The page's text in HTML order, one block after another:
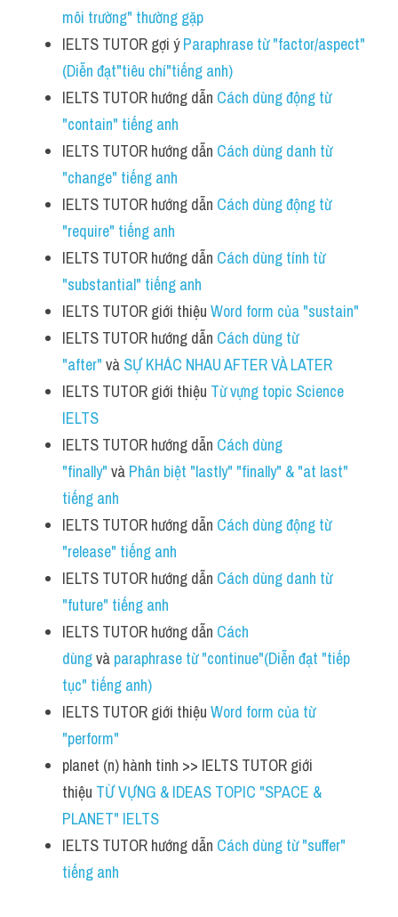
môi trường" thường gặp
IELTS TUTOR gợi ý Paraphrase từ "factor/aspect"
(Diễn đạt"tiêu chí"tiếng anh)
IELTS TUTOR hướng dẫn Cách dùng động từ
"contain" tiếng anh
IELTS TUTOR hướng dẫn Cách dùng danh từ
"change" tiếng anh
IELTS TUTOR hướng dẫn Cách dùng động từ
"require" tiếng anh
IELTS TUTOR hướng dẫn Cách dùng tính từ
"substantial" tiếng anh
IELTS TUTOR giới thiệu Word form của "sustain"
IELTS TUTOR hướng dẫn Cách dùng từ
"after" và SỰ KHÁC NHAU AFTER VÀ LATER
IELTS TUTOR giới thiệu Từ vựng topic Science
IELTS
IELTS TUTOR hướng dẫn Cách dùng
"finally" và Phân biệt "lastly" "finally" & "at last"
tiếng anh
IELTS TUTOR hướng dẫn Cách dùng động từ
"release" tiếng anh
IELTS TUTOR hướng dẫn Cách dùng danh từ
"future" tiếng anh
IELTS TUTOR hướng dẫn Cách
dùng và paraphrase từ "continue"(Diễn đạt "tiếp
tục" tiếng anh)
IELTS TUTOR giới thiệu Word form của từ
"perform"
planet (n) hành tinh >> IELTS TUTOR giới
thiệu TỪ VỰNG & IDEAS TOPIC "SPACE &
PLANET" IELTS
IELTS TUTOR hướng dẫn Cách dùng từ "suffer"
tiếng anh